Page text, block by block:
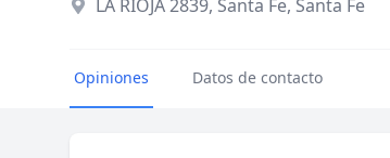
LA RIOJA 2839, Santa Fe, Santa Fe
Opiniones Datos de contacto